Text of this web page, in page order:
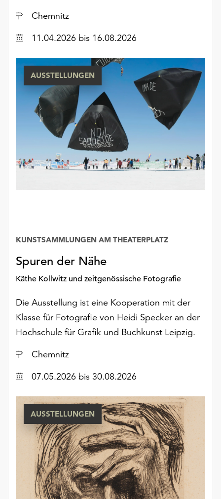
Informationen
finden
Sie
unserer
Datenschutzerklärung
oder
Impressum
Ort
Chemnitz
Datum11.04.2026 bis 16.08.2026
AUSSTELLUNGEN
Spuren der Nähe
Käthe Kollwitz und zeitgenössische Fotografie
KUNSTSAMMLUNGEN AM THEATERPLATZ
Die Ausstellung ist eine Kooperation mit der
Klasse für Fotografie von Heidi Specker an der
Hochschule für Grafik und Buchkunst Leipzig.
Ort
Chemnitz
Datum07.05.2026 bis 30.08.2026
AUSSTELLUNGEN